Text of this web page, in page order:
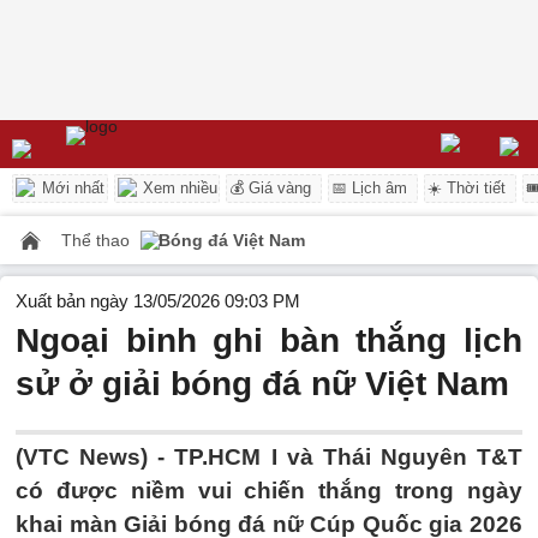
Mới nhất Xem nhiều 💰 Giá vàng 📅 Lịch âm ☀️ Thời tiết
Thể thao Bóng đá Việt Nam
Xuất bản ngày 13/05/2026 09:03 PM
Ngoại binh ghi bàn thắng lịch
sử ở giải bóng đá nữ Việt Nam
(VTC News) -TP.HCM I và Thái Nguyên T&T
có được niềm vui chiến thắng trong ngày
khai màn Giải bóng đá nữ Cúp Quốc gia 2026